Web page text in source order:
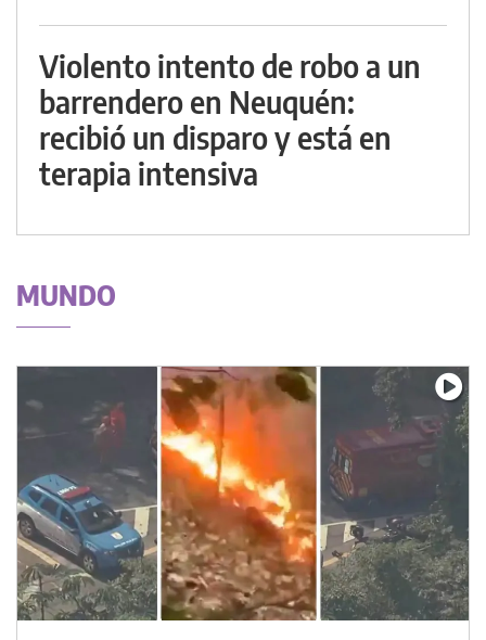
Violento intento de robo a un
barrendero en Neuquén:
recibió un disparo y está en
terapia intensiva
MUNDO